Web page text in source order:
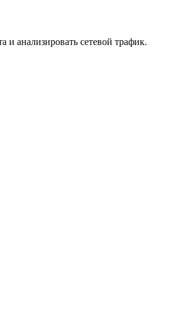
анализировать сетевой трафик.